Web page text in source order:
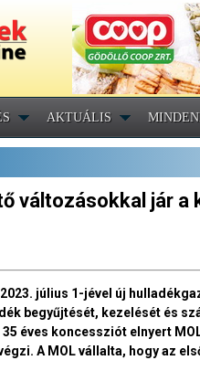
AKTUÁLIS
változásokkal jár
július 1-jével új
begyűjtését, kezelését és
éves koncessziót elnyert
A MOL vállalta, hogy az